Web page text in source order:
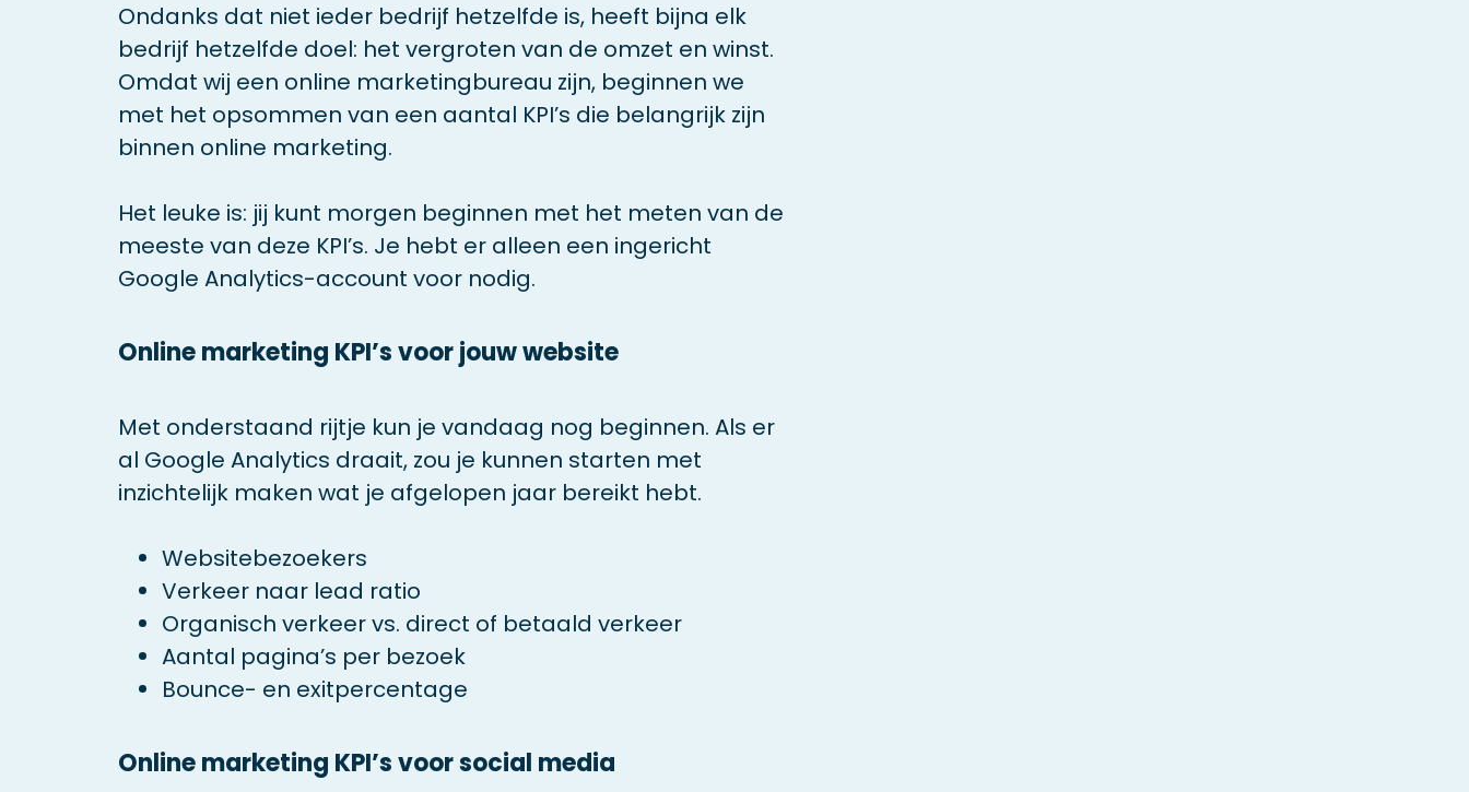
Ondanks dat niet ieder bedrijf hetzelfde is, heeft bijna elk
bedrijf hetzelfde doel: het vergroten van de omzet en winst.
Omdat wij een online marketingbureau zijn, beginnen we
met het opsommen van een aantal KPI’s die belangrijk zijn
binnen online marketing.
Het leuke is: jij kunt morgen beginnen met het meten van de
meeste van deze KPI’s. Je hebt er alleen een ingericht
Google Analytics-account voor nodig.
Online marketing KPI’s voor jouw website
Met onderstaand rijtje kun je vandaag nog beginnen. Als er
al Google Analytics draait, zou je kunnen starten met
inzichtelijk maken wat je afgelopen jaar bereikt hebt.
Websitebezoekers
Verkeer naar lead ratio
Organisch verkeer vs. direct of betaald verkeer
Aantal pagina’s per bezoek
Bounce- en exitpercentage
Online marketing KPI’s voor social media